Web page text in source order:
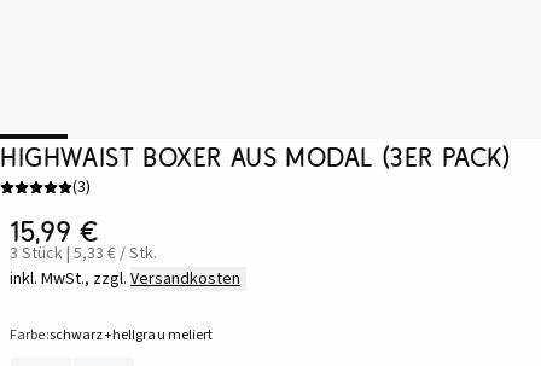
Highwaist Boxer aus Modal (3er Pack)
(3)
15,99 €
3 Stück | 5,33 € / Stk.
inkl. MwSt., zzgl. Versandkosten
Farbe:schwarz+hellgrau meliert